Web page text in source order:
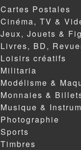
Cartes Postales
Cinéma, TV &
Jeux, Jouets &
Livres, BD,
Loisirs créatifs
Militaria
Modélisme &
Monnaies &
Musique &
Photographie
Sports
Timbres